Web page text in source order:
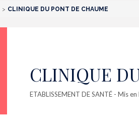
CLINIQUE DU PONT DE CHAUME
CLINIQUE
ETABLISSEMENT DE SANTÉ - Mis en